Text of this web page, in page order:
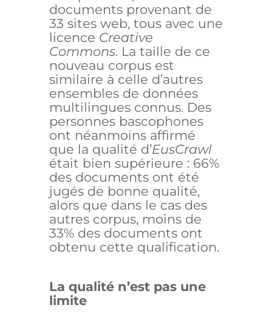
documents provenant de
33 sites web, tous avec une
licence Creative
Commons. La taille de ce
nouveau corpus est
similaire à celle d’autres
ensembles de données
multilingues connus. Des
personnes bascophones
ont néanmoins affirmé
que la qualité d’EusCrawl
était bien supérieure : 66%
des documents ont été
jugés de bonne qualité,
alors que dans le cas des
autres corpus, moins de
33% des documents ont
obtenu cette qualification.
La qualité n’est pas une
limite